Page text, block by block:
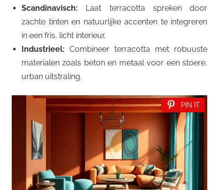
Scandinavisch: Laat terracotta spreken door
zachte tinten en natuurlijke accenten te integreren
in een fris, licht interieur.
Industrieel: Combineer terracotta met robuuste
materialen zoals beton en metaal voor een stoere,
urban uitstraling.
PIN IT